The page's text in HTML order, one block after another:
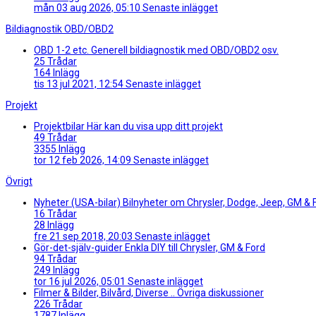
mån 03 aug 2026, 05:10 Senaste inlägget
Bildiagnostik OBD/OBD2
OBD 1-2 etc. Generell bildiagnostik med OBD/OBD2 osv.
25 Trådar
164 Inlägg
tis 13 jul 2021, 12:54Senaste inlägget
Projekt
Projektbilar Här kan du visa upp ditt projekt
49 Trådar
3355 Inlägg
tor 12 feb 2026, 14:09 Senaste inlägget
Övrigt
Nyheter (USA-bilar) Bilnyheter om Chrysler, Dodge, Jeep, GM &
16 Trådar
28 Inlägg
fre 21 sep 2018, 20:03 Senaste inlägget
Gör-det-själv-guider Enkla DIY till Chrysler, GM & Ford
94Trådar
249 Inlägg
tor 16 jul 2026, 05:01 Senaste inlägget
Filmer & Bilder, Bilvård, Diverse .. Övriga diskussioner
226 Trådar